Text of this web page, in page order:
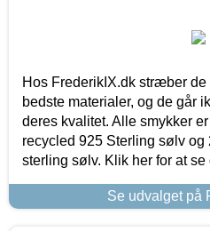
Hos FrederikIX.dk stræber
bedste materialer, og de går
deres kvalitet. Alle smykker
recycled 925 Sterling sølv
sterling sølv. Klik her for at se
Se udvalget på